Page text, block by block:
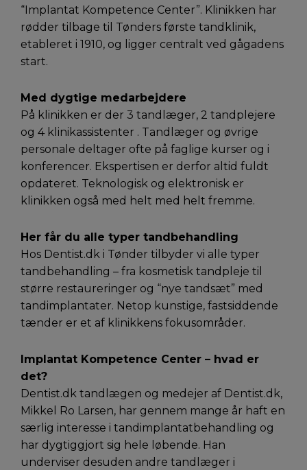
“Implantat Kompetence Center”. Klinikken har
rødder tilbage til Tønders første tandklinik,
etableret i 1910, og ligger centralt ved gågadens
start.
Med dygtige medarbejdere
På klinikken er der 3 tandlæger, 2 tandplejere
og 4 klinikassistenter . Tandlæger og øvrige
personale deltager ofte på faglige kurser og i
konferencer. Ekspertisen er derfor altid fuldt
opdateret. Teknologisk og elektronisk er
klinikken også med helt med helt fremme.
Her får du alle typer tandbehandling
Hos Dentist.dk i Tønder tilbyder vi alle typer
tandbehandling – fra kosmetisk tandpleje til
større restaureringer og “nye tandsæt” med
tandimplantater. Netop kunstige, fastsiddende
tænder er et af klinikkens fokusområder.
Implantat Kompetence Center – hvad er
det?
Dentist.dk tandlægen og medejer af Dentist.dk,
Mikkel Ro Larsen, har gennem mange år haft en
særlig interesse i tandimplantatbehandling og
har dygtiggjort sig hele løbende. Han
underviser desuden andre tandlæger i